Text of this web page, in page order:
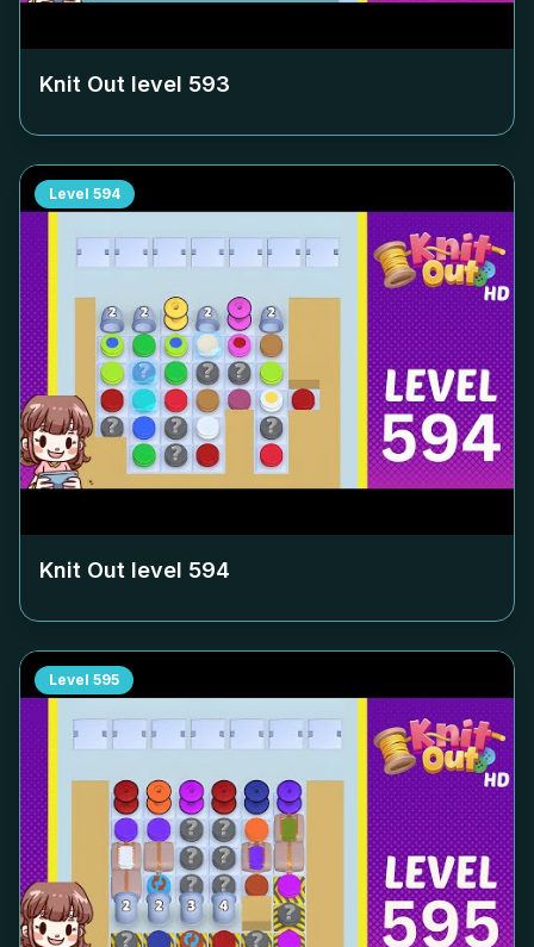
Knit Out level 593
Level 594
Knit Out level 594
Level 595